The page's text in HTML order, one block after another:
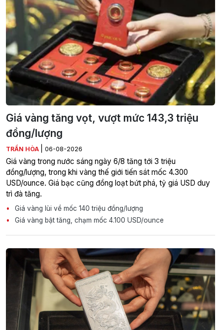
Giá vàng tăng vọt, vượt mức 143,3 triệu
đồng/lượng
TRẦN HÒA 06-08-2026
Giá vàng trong nước sáng ngày 6/8 tăng tới 3 triệu
đồng/lượng, trong khi vàng thế giới tiến sát mốc 4.300
USD/ounce. Giá bạc cũng đồng loạt bứt phá, tỷ giá USD duy
trì đà tăng.
Giá vàng lùi về mốc 140 triệu đồng/lượng
Giá vàng bật tăng, chạm mốc 4.100 USD/ounce